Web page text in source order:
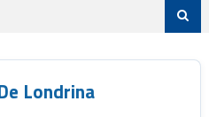
Londrina